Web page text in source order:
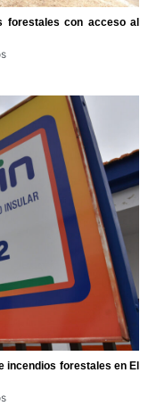
forestales con acceso al
incendios forestales en El